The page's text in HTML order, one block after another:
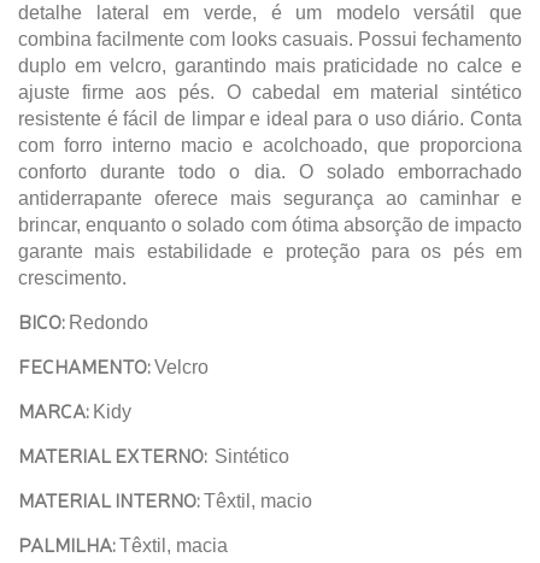
detalhe lateral em verde, é um modelo versátil que
combina facilmente com looks casuais. Possui fechamento
duplo em velcro, garantindo mais praticidade no calce e
ajuste firme aos pés. O cabedal em material sintético
resistente é fácil de limpar e ideal para o uso diário. Conta
com forro interno macio e acolchoado, que proporciona
conforto durante todo o dia. O solado emborrachado
antiderrapante oferece mais segurança ao caminhar e
brincar, enquanto o solado com ótima absorção de impacto
garante mais estabilidade e proteção para os pés em
crescimento.
BICO: Redondo
FECHAMENTO:Velcro
MARCA: Kidy
MATERIAL EXTERNO: Sintético
MATERIAL INTERNO:Têxtil, macio
PALMILHA:Têxtil, macia